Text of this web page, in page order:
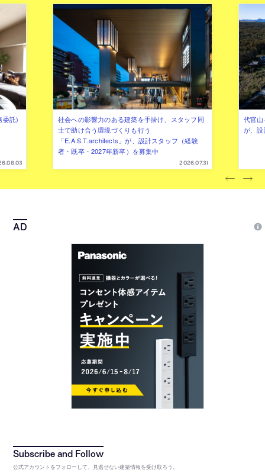
委託)
社会への影響力のある建築を手掛け、スタッフ同
士で助け合う環境づくりも行う
「E.A.S.T.architects」が、設計スタッフ（経験
者・既卒・2027年新卒）を募集中
2026.07.31
代官
が、
公式アカウントをフォローして、見逃せない建築情報を受け取ろう。